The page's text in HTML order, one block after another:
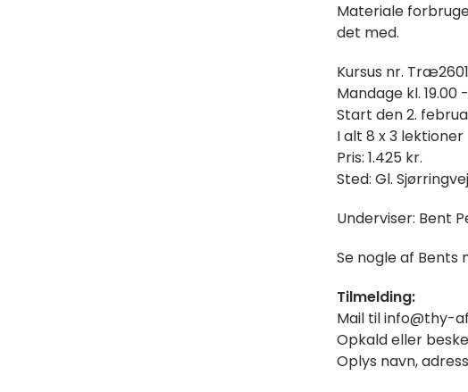
Materiale
det med.
Kursus nr. Træ2601
Mandage kl. 19.00
Start den 2.
I alt 8 x 3 lektioner
Pris: 1.425 kr.
Sted: Gl.
Underviser: Bent
Se nogle af
Tilmelding:
Mail til info@thy-
Opkald eller
Oplys navn,